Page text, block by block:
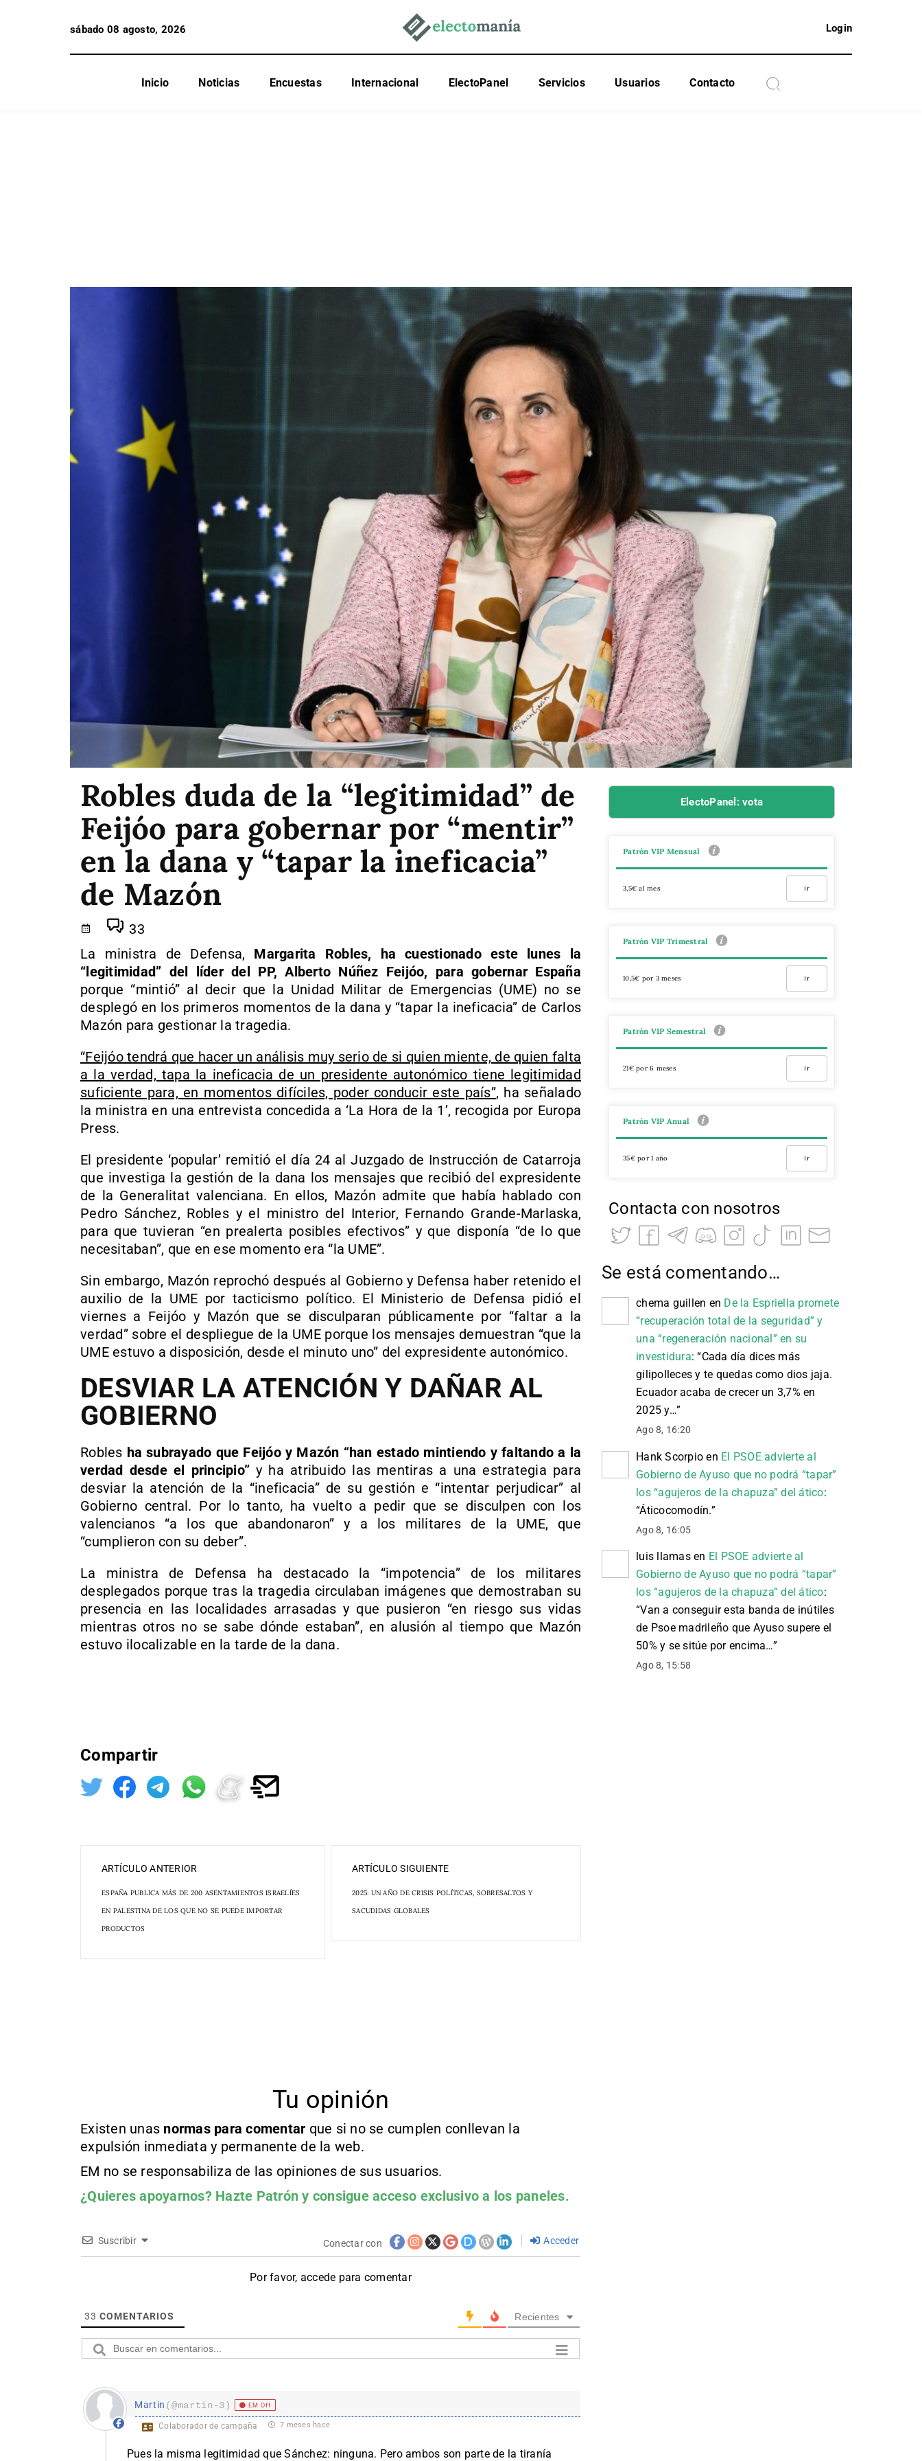
sábado 08 agosto, 2026 Login
Inicio Noticias Encuestas Internacional ElectoPanel Servicios Usuarios Contacto
Robles duda de la “legitimidad” de
Feijóo para gobernar por “mentir”
en la dana y “tapar la ineficacia”
de Mazón
33
La ministra de Defensa, Margarita Robles, ha cuestionado este lunes la
“legitimidad” del líder del PP, Alberto Núñez Feijóo, para gobernar España
porque “mintió” al decir que la Unidad Militar de Emergencias (UME) no se
desplegó en los primeros momentos de la dana y “tapar la ineficacia” de Carlos
Mazón para gestionar la tragedia.
“Feijóo tendrá que hacer un análisis muy serio de si quien miente, de quien falta
a la verdad, tapa la ineficacia de un presidente autonómico tiene legitimidad
suficiente para, en momentos difíciles, poder conducir este país”, ha señalado
la ministra en una entrevista concedida a ‘La Hora de la 1’, recogida por Europa
Press.
El presidente ‘popular’ remitió el día 24 al Juzgado de Instrucción de Catarroja
que investiga la gestión de la dana los mensajes que recibió del expresidente
de la Generalitat valenciana. En ellos, Mazón admite que había hablado con
Pedro Sánchez, Robles y el ministro del Interior, Fernando Grande-Marlaska,
para que tuvieran “en prealerta posibles efectivos” y que disponía “de lo que
necesitaban”, que en ese momento era “la UME”.
Sin embargo, Mazón reprochó después al Gobierno y Defensa haber retenido el
auxilio de la UME por tacticismo político. El Ministerio de Defensa pidió el
viernes a Feijóo y Mazón que se disculparan públicamente por “faltar a la
verdad” sobre el despliegue de la UME porque los mensajes demuestran “que la
UME estuvo a disposición, desde el minuto uno” del expresidente autonómico.
DESVIAR LA ATENCIÓN Y DAÑAR AL
GOBIERNO
Robles ha subrayado que Feijóo y Mazón “han estado mintiendo y faltando a la
verdad desde el principio” y ha atribuido las mentiras a una estrategia para
desviar la atención de la “ineficacia” de su gestión e “intentar perjudicar” al
Gobierno central. Por lo tanto, ha vuelto a pedir que se disculpen con los
valencianos “a los que abandonaron” y a los militares de la UME, que
“cumplieron con su deber”.
La ministra de Defensa ha destacado la “impotencia” de los militares
desplegados porque tras la tragedia circulaban imágenes que demostraban su
presencia en las localidades arrasadas y que pusieron “en riesgo sus vidas
mientras otros no se sabe dónde estaban”, en alusión al tiempo que Mazón
estuvo ilocalizable en la tarde de la dana.
Compartir
ARTÍCULO ANTERIOR
ESPAÑA PUBLICA MÁS DE 200 ASENTAMIENTOS ISRAELÍES
EN PALESTINA DE LOS QUE NO SE PUEDE IMPORTAR
PRODUCTOS
ARTÍCULO SIGUIENTE
2025: UN AÑO DE CRISIS POLÍTICAS, SOBRESALTOS Y
SACUDIDAS GLOBALES
Tu opinión
Existen unas normas para comentar que si no se cumplen conllevan la
expulsión inmediata y permanente de la web.
EM no se responsabiliza de las opiniones de sus usuarios.
¿Quieres apoyarnos? Hazte Patrón y consigue acceso exclusivo a los paneles.
Suscribir Conectar con Acceder
Por favor, accede para comentar
33 COMENTARIOS Recientes
Martin (@martin-3) EM Off
Colaborador de campaña 7 meses hace
Pues la misma legitimidad que Sánchez: ninguna. Pero ambos son parte de la tiranía
ElectoPanel: vota
Patrón VIP Mensual
3,5€ al mes Ir
Patrón VIP Trimestral
10,5€ por 3 meses Ir
Patrón VIP Semestral
21€ por 6 meses Ir
Patrón VIP Anual
35€ por 1 año Ir
Contacta con nosotros
Se está comentando…
chema guillen en De la Espriella promete
“recuperación total de la seguridad” y
una “regeneración nacional” en su
investidura: “Cada día dices más
gilipolleces y te quedas como dios jaja.
Ecuador acaba de crecer un 3,7% en
2025 y…”
Ago 8, 16:20
Hank Scorpio en El PSOE advierte al
Gobierno de Ayuso que no podrá “tapar”
los “agujeros de la chapuza” del ático:
“Áticocomodín.”
Ago 8, 16:05
luis llamasen El PSOE advierte al
Gobierno de Ayuso que no podrá “tapar”
los “agujeros de la chapuza” del ático:
“Van a conseguir esta banda de inútiles
de Psoe madrileño que Ayuso supere el
50% y se sitúe por encima…”
Ago 8, 15:58